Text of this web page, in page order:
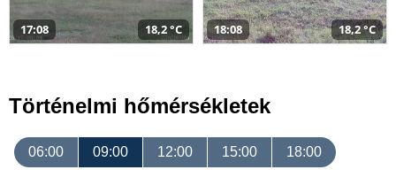
17:08 18,2 °C 18:08 18,2 °C
Történelmi hőmérsékletek
06:00 09:00 12:00 15:00 18:00